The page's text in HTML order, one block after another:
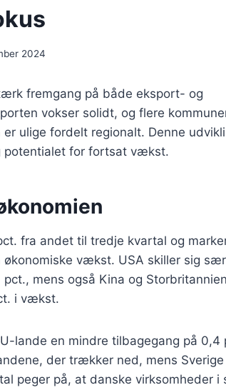
2024
fremgang på både eksport- og
vokser solidt, og flere
ulige fordelt regionalt. Denne
potentialet for fortsat vækst.
fra andet til tredje kvartal og
vækst. USA skiller sig
mens også Kina og
i vækst.
lande en mindre tilbagegang på
der trækker ned, mens
peger på, at danske virksomheder i